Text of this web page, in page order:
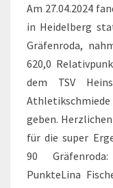
Am 27.04.2024
in Heidelberg
Gräfenroda,
620,0
dem TSV
geben.
für die super
90
PunkteLina